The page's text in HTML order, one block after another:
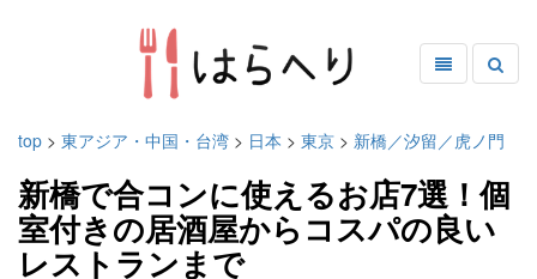
top > 東アジア・中国・台湾 > 日本 > 東京 > 新橋／汐留／虎ノ門
新橋で合コンに使えるお店7選！個
室付きの居酒屋からコスパの良い
レストランまで